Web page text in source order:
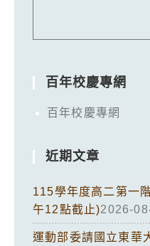
百年校慶專網
百年校慶專網
近期文章
115學年度高二第一
午12點截止)2026-
運動部委請國立東華